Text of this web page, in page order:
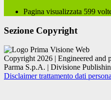
Pagina visualizzata 599
Sezione Copyright
Copyright 2026 | Engineered and
Parma S.p.A. | Divisione
Disclaimer trattamento dati